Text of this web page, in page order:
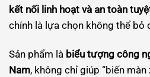
kết nối linh hoạt và an toàn
chính là lựa chọn không thể bỏ
Sản phẩm là biểu tượng công
Nam, không chỉ giúp “biến